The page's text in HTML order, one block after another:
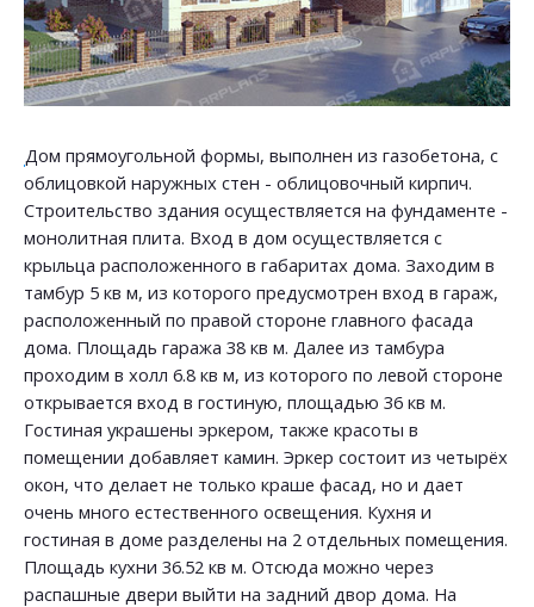
Дом прямоугольной формы, выполнен из газобетона, с
облицовкой наружных стен - облицовочный кирпич.
Строительство здания осуществляется на фундаменте -
монолитная плита. Вход в дом осуществляется с
крыльца расположенного в габаритах дома. Заходим в
тамбур 5 кв м, из которого предусмотрен вход в гараж,
расположенный по правой стороне главного фасада
дома. Площадь гаража 38 кв м. Далее из тамбура
проходим в холл 6.8 кв м, из которого по левой стороне
открывается вход в гостиную, площадью 36 кв м.
Гостиная украшены эркером, также красоты в
помещении добавляет камин. Эркер состоит из четырёх
окон, что делает не только краше фасад, но и дает
очень много естественного освещения. Кухня и
гостиная в доме разделены на 2 отдельных помещения.
Площадь кухни 36.52 кв м. Отсюда можно через
распашные двери выйти на задний двор дома. На